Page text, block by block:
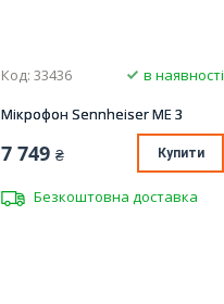
Код: 33436
в наявності
Мікрофон Sennheiser ME 3
7 749 ₴ Купити
Безкоштовна доставка